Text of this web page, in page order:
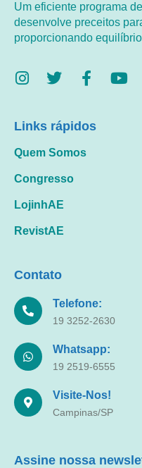
Um eficiente programa
desenvolve preceitos
proporcionando
Links rápidos
Quem Somos
Congresso
LojinhAE
RevistAE
Contato
Telefone:
19 3252-2630
Whatsapp:
19 2519-6555
Visite-Nos!
Campinas/SP
Assine nossa